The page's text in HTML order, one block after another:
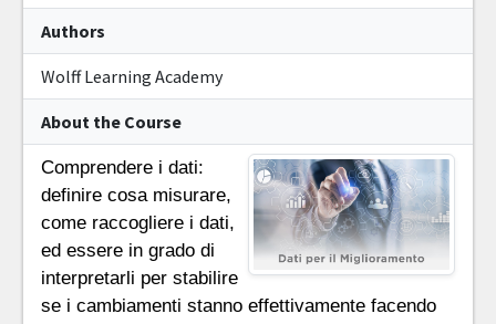
Authors
Wolff Learning Academy
About the Course
Comprendere i dati:
definire cosa misurare,
come raccogliere i dati,
ed essere in grado di
interpretarli per stabilire
se i cambiamenti stanno effettivamente facendo